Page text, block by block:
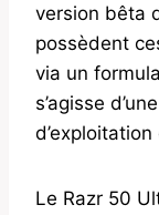
version bêta
possèdent
via un
s’agisse
Le Razr 50